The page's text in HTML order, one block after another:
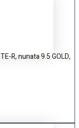
R, nunata 9.5 GOLD,